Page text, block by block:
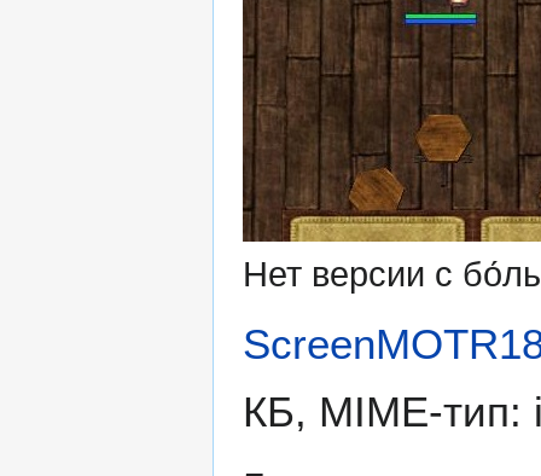
Нет версии с
КБ, MIME-тип: